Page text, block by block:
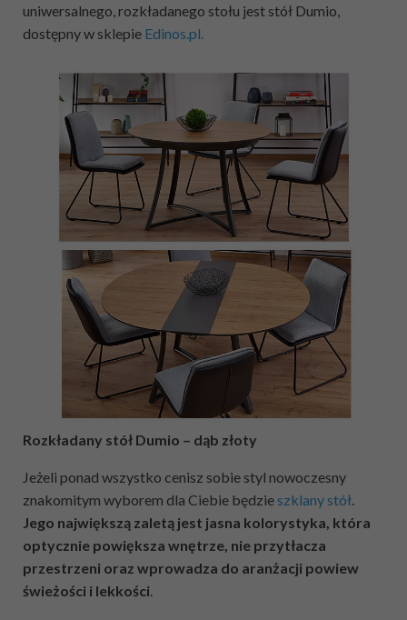
uniwersalnego, rozkładanego stołu jest stół Dumio,
dostępny w sklepie Edinos.pl.
Rozkładany stół Dumio – dąb złoty
Jeżeli ponad wszystko cenisz sobie styl nowoczesny
znakomitym wyborem dla Ciebie będzie szklany stół.
Jego największą zaletą jest jasna kolorystyka, która
optycznie powiększa wnętrze, nie przytłacza
przestrzeni oraz wprowadza do aranżacji powiew
świeżości i lekkości.